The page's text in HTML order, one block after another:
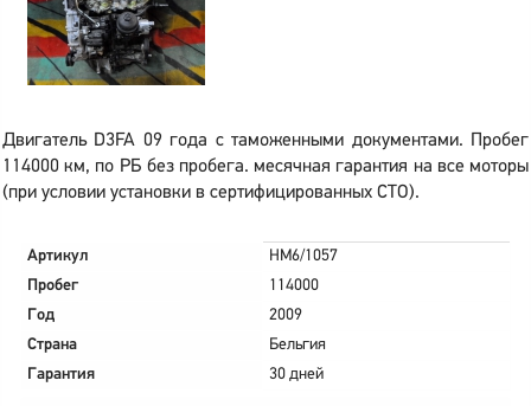
Двигатель D3FA 09 года с таможенными документами. Пробег
114000 км, по РБ без пробега. месячная гарантия на все моторы
(при условии установки в сертифицированных СТО).
Артикул
HM6/1057
Пробег
114000
Год
2009
Страна
Бельгия
Гарантия
30 дней